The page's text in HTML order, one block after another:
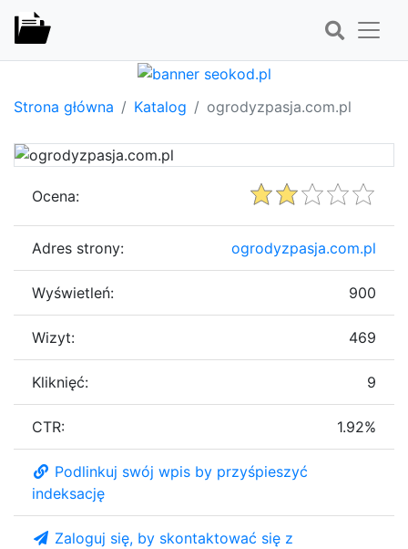
Strona główna Katalog ogrodyzpasja.com.pl
Ocena:
Adres strony: ogrodyzpasja.com.pl
Wyświetleń: 900
Wizyt: 469
Kliknięć: 9
CTR: 1.92%
Podlinkuj swój wpis by przyśpieszyć
indeksację
Zaloguj się, by skontaktować się z